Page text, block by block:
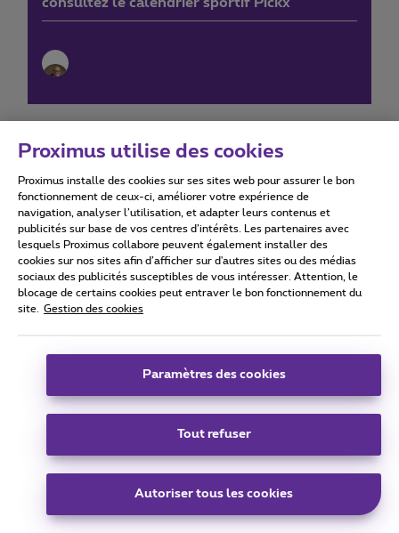
consultez le calendrier sportif Pickx
Conditions d'utilisation Accessibility statement
Tous droits réservés. ©
Politique de gestion des cookies
Cookie manager
Ce site a été créé et est géré conformément au droit belge.
Carrier & Wholesale Solutions
Proximus Group
|Telindus
Proximus utilise des cookies
Proximus installe des cookies sur ses sites web pour assurer le bon
fonctionnement de ceux-ci, améliorer votre expérience de
navigation, analyser l’utilisation, et adapter leurs contenus et
publicités sur base de vos centres d’intérêts. Les partenaires avec
lesquels Proximus collabore peuvent également installer des
cookies sur nos sites afin d’afficher sur d'autres sites ou des médias
sociaux des publicités susceptibles de vous intéresser. Attention, le
blocage de certains cookies peut entraver le bon fonctionnement du
site.
Gestion des cookies
Paramètres des cookies
Tout refuser
Autoriser tous les cookies